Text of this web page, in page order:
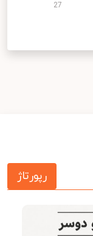
27
رپورتاژ